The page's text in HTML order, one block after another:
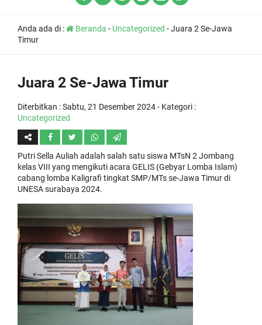
Anda ada di : Beranda - Uncategorized -Juara 2 Se-Jawa
Timur
Juara 2 Se-Jawa Timur
Diterbitkan :Sabtu, 21 Desember 2024- Kategori :
Uncategorized
Putri Sella Auliah adalah salah satu siswa MTsN 2 Jombang
kelas VIII yang mengikuti acara GELIS (Gebyar Lomba Islam)
cabang lomba Kaligrafi tingkat SMP/MTs se-Jawa Timur di
UNESA surabaya 2024.